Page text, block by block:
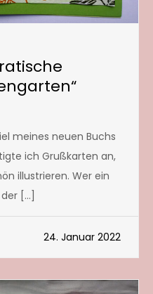
meines neuen Buchs
ich Grußkarten an,
illustrieren. Wer ein
[…]
24. Januar 2022